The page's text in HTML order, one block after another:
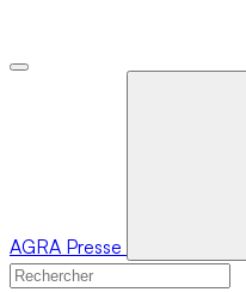
AGRA Presse